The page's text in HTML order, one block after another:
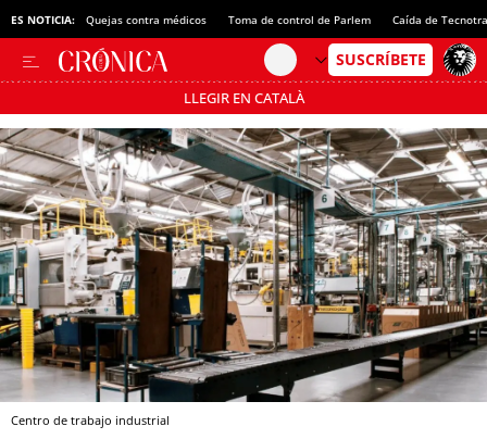
ES NOTICIA: Quejas contra médicos Toma de control de Parlem Caída de
LLEGIR EN CATALÀ
Pásate al MODO AHORRO
Centro de trabajo industrial